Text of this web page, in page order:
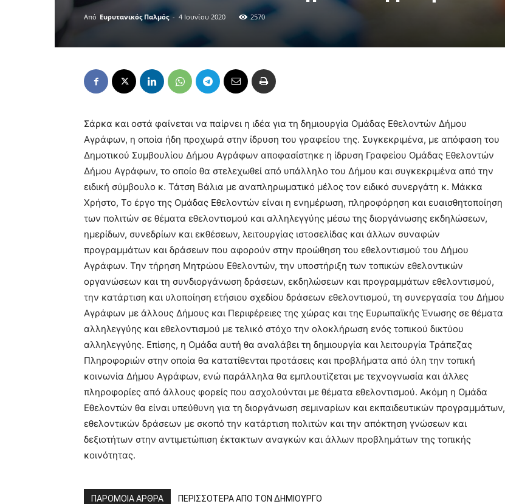
Από Ευρυτανικός Παλμός - 4 Ιουνίου 2020 2570
Σάρκα και οστά φαίνεται να παίρνει η ιδέα για τη δημιουργία Ομάδας Εθελοντών Δήμου
Αγράφων, η οποία ήδη προχωρά στην ίδρυση του γραφείου της. Συγκεκριμένα, με απόφαση του
Δημοτικού Συμβουλίου Δήμου Αγράφων αποφασίστηκε η ίδρυση Γραφείου Ομάδας Εθελοντών
Δήμου Αγράφων, το οποίο θα στελεχωθεί από υπάλληλο του Δήμου και συγκεκριμένα από την
ειδική σύμβουλο κ. Τάτση Βάλια με αναπληρωματικό μέλος τον ειδικό συνεργάτη κ. Μάκκα
Χρήστο, Το έργο της Ομάδας Εθελοντών είναι η ενημέρωση, πληροφόρηση και ευαισθητοποίηση
των πολιτών σε θέματα εθελοντισμού και αλληλεγγύης μέσω της διοργάνωσης εκδηλώσεων,
ημερίδων, συνεδρίων και εκθέσεων, λειτουργίας ιστοσελίδας και άλλων συναφών
προγραμμάτων και δράσεων που αφορούν στην προώθηση του εθελοντισμού του Δήμου
Αγράφων. Την τήρηση Μητρώου Εθελοντών, την υποστήριξη των τοπικών εθελοντικών
οργανώσεων και τη συνδιοργάνωση δράσεων, εκδηλώσεων και προγραμμάτων εθελοντισμού,
την κατάρτιση και υλοποίηση ετήσιου σχεδίου δράσεων εθελοντισμού, τη συνεργασία του Δήμου
Αγράφων με άλλους Δήμους και Περιφέρειες της χώρας και της Ευρωπαϊκής Ένωσης σε θέματα
αλληλεγγύης και εθελοντισμού με τελικό στόχο την ολοκλήρωση ενός τοπικού δικτύου
αλληλεγγύης. Επίσης, η Ομάδα αυτή θα αναλάβει τη δημιουργία και λειτουργία Τράπεζας
Πληροφοριών στην οποία θα κατατίθενται προτάσεις και προβλήματα από όλη την τοπική
κοινωνία Δήμου Αγράφων, ενώ παράλληλα θα εμπλουτίζεται με τεχνογνωσία και άλλες
πληροφορίες από άλλους φορείς που ασχολούνται με θέματα εθελοντισμού. Ακόμη η Ομάδα
Εθελοντών θα είναι υπεύθυνη για τη διοργάνωση σεμιναρίων και εκπαιδευτικών προγραμμάτων,
εθελοντικών δράσεων με σκοπό την κατάρτιση πολιτών και την απόκτηση γνώσεων και
δεξιοτήτων στην αντιμετώπιση έκτακτων αναγκών και άλλων προβλημάτων της τοπικής
κοινότητας.
ΠΑΡΟΜΟΙΑ ΑΡΘΡΑ ΠΕΡΙΣΣΟΤΕΡΑ ΑΠΟ ΤΟΝ ΔΗΜΙΟΥΡΓΟ